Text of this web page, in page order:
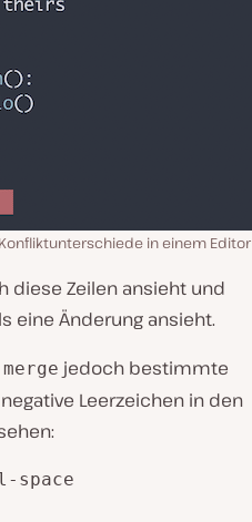
in einem
diese Zeilen ansieht und
eine Änderung ansieht.
jedoch bestimmte
Leerzeichen in den
space